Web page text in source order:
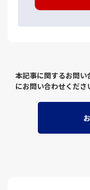
本記事に関するお問
にお問い合わせくださ